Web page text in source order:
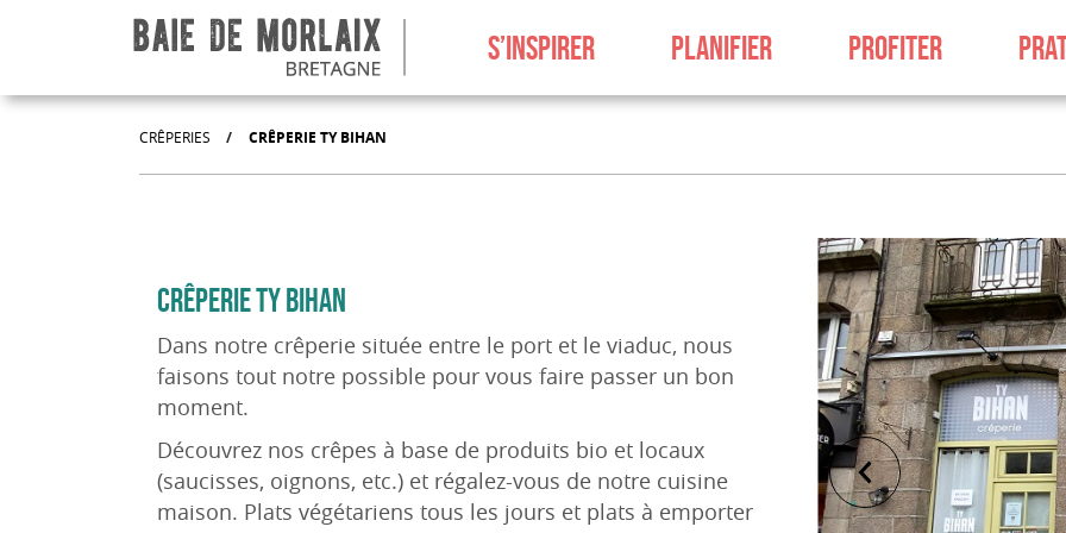
Aller au contenu
Aller à la recherche
Aller au bas de page
S’INSPIRER PLANIFIER PROFITER
CRÊPERIES / CRÊPERIE TY BIHAN
CRÊPERIE TY BIHAN
Dans notre crêperie située entre le port et le viaduc, nous
faisons tout notre possible pour vous faire passer un bon
moment.
Découvrez nos crêpes à base de produits bio et locaux
(saucisses, oignons, etc.) et régalez-vous de notre cuisine
maison. Plats végétariens tous les jours et plats à emporter